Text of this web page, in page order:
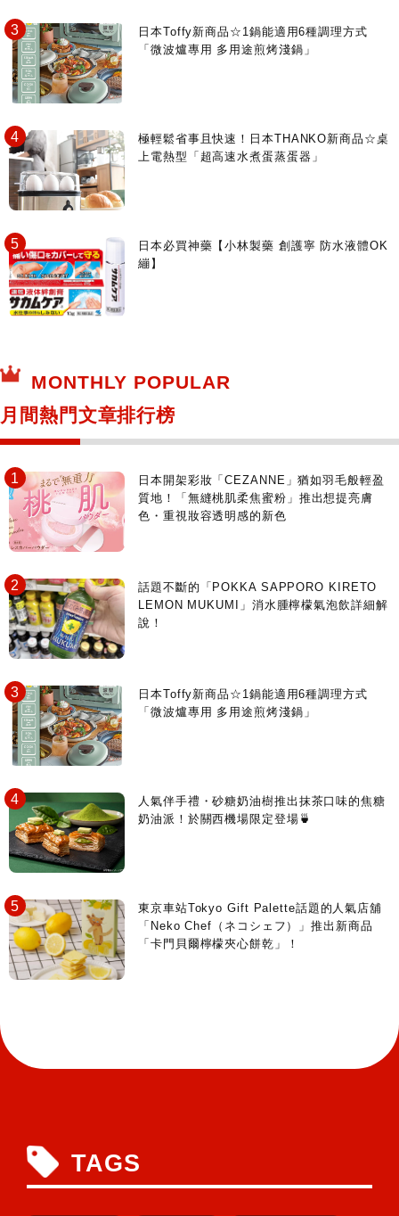
日本Toffy新商品☆1鍋能適用6種調理方式
「微波爐專用 多用途煎烤淺鍋」
極輕鬆省事且快速！日本THANKO新商品☆桌
上電熱型「超高速水煮蛋蒸蛋器」
日本必買神藥【小林製藥 創護寧 防水液體OK
繃】
MONTHLY POPULAR
月間熱門文章排行榜
日本開架彩妝「CEZANNE」猶如羽毛般輕盈
質地！「無縫桃肌柔焦蜜粉」推出想提亮膚
色・重視妝容透明感的新色
話題不斷的「POKKA SAPPORO KIRETO
LEMON MUKUMI」消水腫檸檬氣泡飲詳細解
說！
日本Toffy新商品☆1鍋能適用6種調理方式
「微波爐專用 多用途煎烤淺鍋」
人氣伴手禮・砂糖奶油樹推出抹茶口味的焦糖
奶油派！於關西機場限定登場🍵
東京車站Tokyo Gift Palette話題的人氣店舖
「Neko Chef（ネコシェフ）」推出新商品
「卡門貝爾檸檬夾心餅乾」！
TAGS